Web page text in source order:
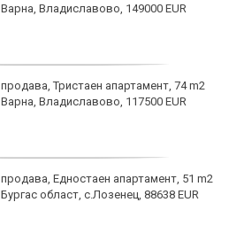
Варна, Владиславово, 149000 EUR
продава, Тристаен апартамент, 74 m2
Варна, Владиславово, 117500 EUR
продава, Едностаен апартамент, 51 m2
Бургас област, с.Лозенец, 88638 EUR